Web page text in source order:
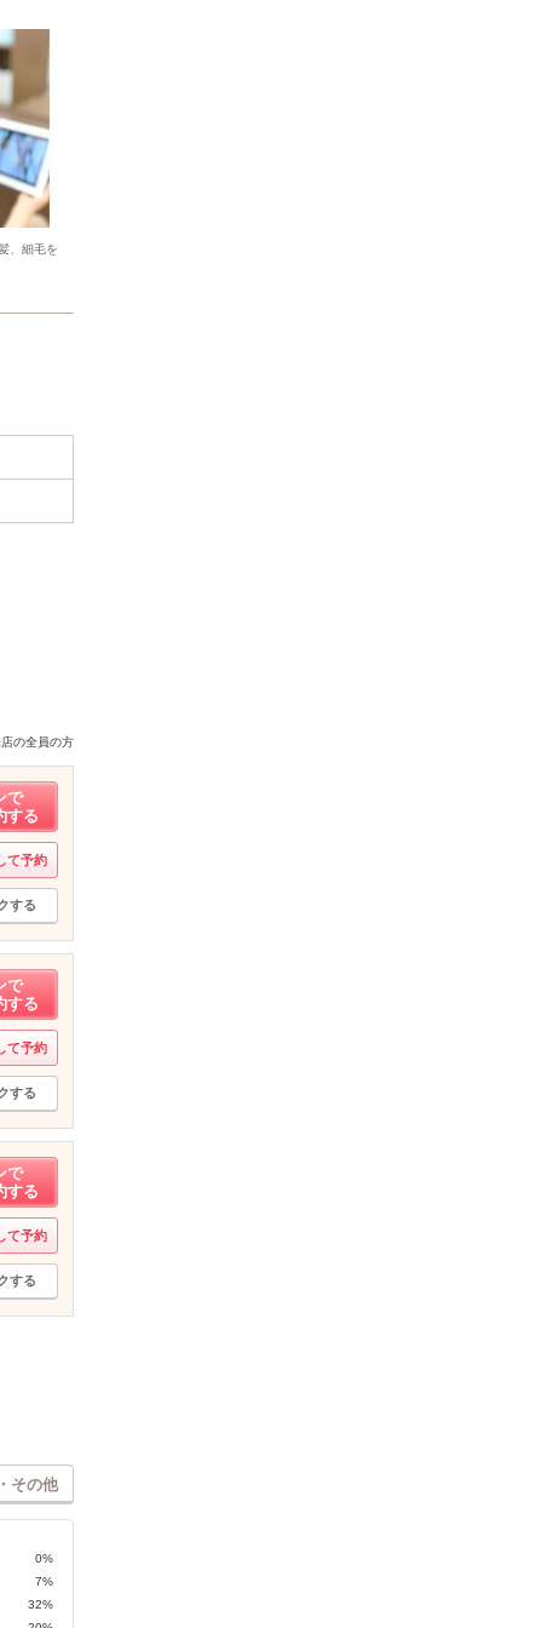
、細毛を
の全員の方
で
する
て予約
する
で
する
て予約
する
で
する
て予約
する
その他
0%
7%
32%